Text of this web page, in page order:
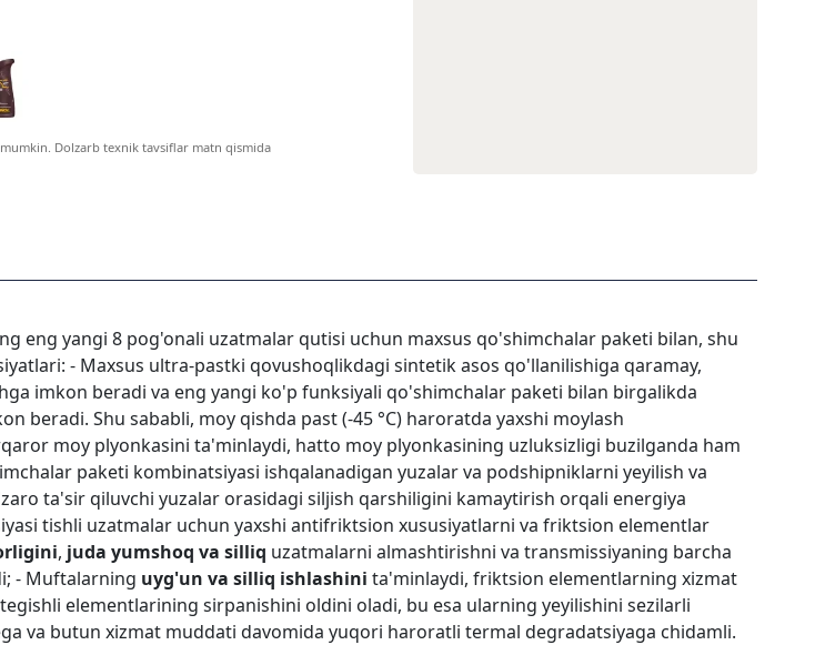
Dolzarb texnik tavsiflar matn qismida
eng yangi 8 pog'onali uzatmalar qutisi uchun maxsus qo'shimchalar paketi bilan, shu
- Maxsus ultra-pastki qovushoqlikdagi sintetik asos qo'llanilishiga qaramay,
imkon beradi va eng yangi ko'p funksiyali qo'shimchalar paketi bilan birgalikda
beradi. Shu sababli, moy qishda past (-45 °C) haroratda yaxshi moylash
moy plyonkasini ta'minlaydi, hatto moy plyonkasining uzluksizligi buzilganda ham
paketi kombinatsiyasi ishqalanadigan yuzalar va podshipniklarni yeyilish va
ta'sir qiluvchi yuzalar orasidagi siljish qarshiligini kamaytirish orqali energiya
tishli uzatmalar uchun yaxshi antifriktsion xususiyatlarni va friktsion elementlar
, juda yumshoq va silliq uzatmalarni almashtirishni va transmissiyaning barcha
- Muftalarning uyg'un va silliq ishlashini ta'minlaydi, friktsion elementlarning xizmat
elementlarining sirpanishini oldini oladi, bu esa ularning yeyilishini sezilarli
va butun xizmat muddati davomida yuqori haroratli termal degradatsiyaga chidamli.